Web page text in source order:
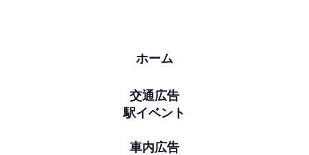
ホーム
交通広告
駅イベント
車内広告